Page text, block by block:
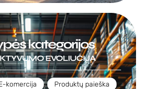
kategorijos
EVOLIUCIJA
komercija , Produktų paieška